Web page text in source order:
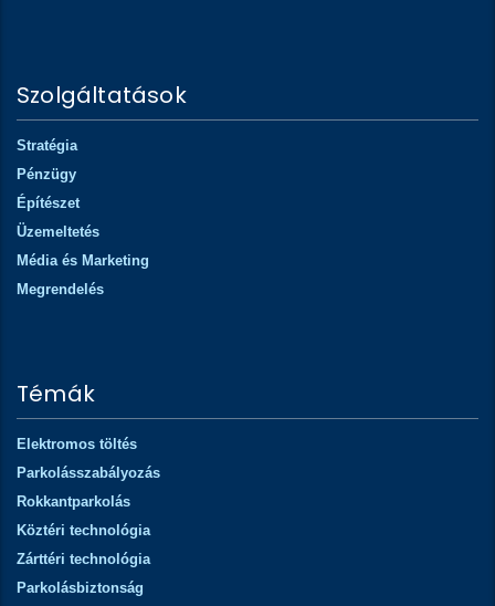
Szolgáltatások
Stratégia
Pénzügy
Építészet
Üzemeltetés
Média és Marketing
Megrendelés
Témák
Elektromos töltés
Parkolásszabályozás
Rokkantparkolás
Köztéri technológia
Zárttéri technológia
Parkolásbiztonság